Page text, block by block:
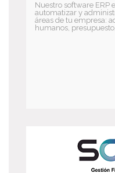
Nuestro software ERP
automatizar y
áreas de tu empresa:
humanos,